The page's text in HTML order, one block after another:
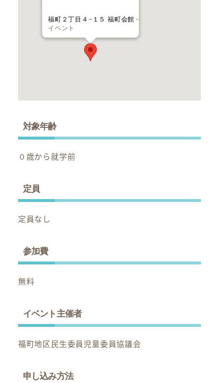
福町２丁目４−１５ 福町会館 -
イベント
対象年齢
０歳から就学前
定員
定員なし
参加費
無料
イベント主催者
福町地区民生委員児童委員協議会
申し込み方法